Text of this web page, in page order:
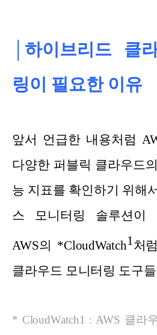
│하이브리드 클
링이 필요한 이유
앞서 언급한 내용처럼
다양한 퍼블릭 클라우드
능 지표를 확인하기 위해
스 모니터링 솔루션이
AWS의 *CloudWatch1처
클라우드 모니터링 도구
* CloudWatch1 : AWS 클라